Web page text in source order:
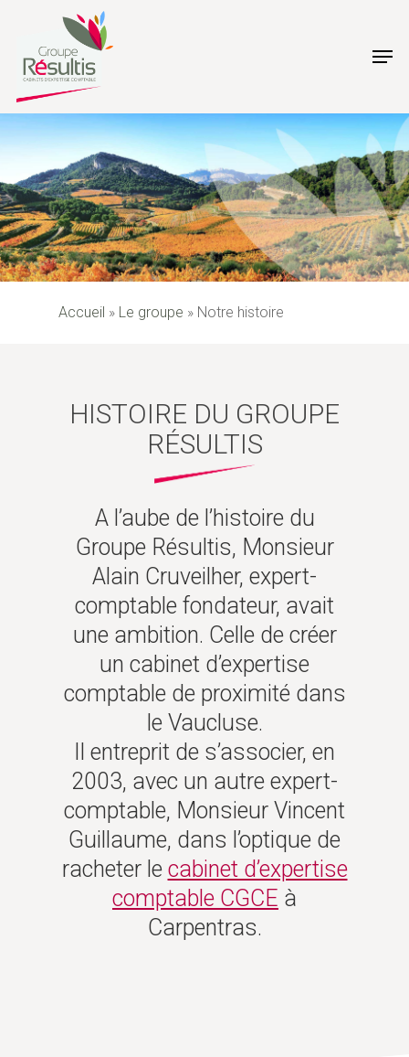
main
Accueil » Le groupe » Notre histoire
HISTOIRE DU GROUPE
RÉSULTIS
A l’aube de l’histoire du
Groupe Résultis, Monsieur
Alain Cruveilher, expert-
comptable fondateur, avait
une ambition. Celle de créer
un cabinet d’expertise
comptable de proximité dans
le Vaucluse.
Il entreprit de s’associer, en
2003, avec un autre expert-
comptable, Monsieur Vincent
Guillaume, dans l’optique de
racheter le cabinet d’expertise
comptable CGCE à
Carpentras.